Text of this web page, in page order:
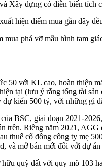
Xây dựng có diễn biến tích
hiện điểm mua gần đây
mua phá vỡ mẫu hình tam
50 với KL cao, hoàn thiện
tại (lưu ý rằng tổng tài
dự kiến 500 tỷ, với những gì
BSC, giai đoạn 2021-
trên. Riêng năm 2021,
thuế cổ đông công ty mẹ
và mở bán mới đối với dự
quỹ đất với quy mô 103